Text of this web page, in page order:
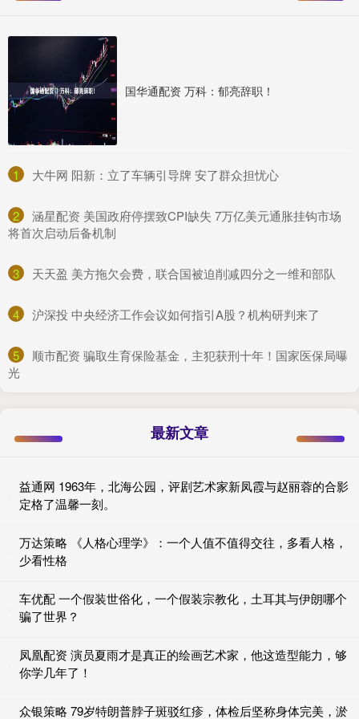
国华通配资 ​万科：郁亮辞职！
1 ​大牛网 阳新：立了车辆引导牌 安了群众担忧心
2
​涵星配资 美国政府停摆致CPI缺失 7万亿美元通胀挂钩市场
将首次启动后备机制
3 ​天天盈 美方拖欠会费，联合国被迫削减四分之一维和部队
4 ​沪深投 中央经济工作会议如何指引A股？机构研判来了
5
​顺市配资 骗取生育保险基金，主犯获刑十年！国家医保局曝
光
最新文章
益通网 1963年，北海公园，评剧艺术家新凤霞与赵丽蓉的合影
定格了温馨一刻。
万达策略 《人格心理学》：一个人值不值得交往，多看人格，
少看性格
车优配 一个假装世俗化，一个假装宗教化，土耳其与伊朗哪个
骗了世界？
凤凰配资 演员夏雨才是真正的绘画艺术家，他这造型能力，够
你学几年了！
众银策略 79岁特朗普脖子斑驳红疹，体检后坚称身体完美，淤